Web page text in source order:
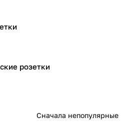
розетки
Сначала непопулярные